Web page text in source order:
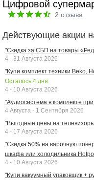
Цифровой
2 отзыва
Действующие акции
"Скидка за СБП на товары
4 - 31 Августа 2026
"Купи комплект техники Beko,
Осталось 4 дня
4 - 10 Августа 2026
"Аудиосистема в комплекте
4 Августа - 1 Сентября 2026
"Выгодные цены на
4 - 17 Августа 2026
"Скидка 50% на варочную
шкафа или холодильника
4 - 10 Августа 2026
"Купи вакуумный упаковщик +